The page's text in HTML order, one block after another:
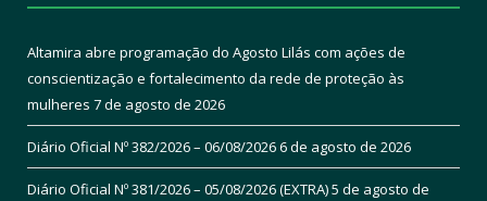
Altamira abre programação do Agosto Lilás com ações de
conscientização e fortalecimento da rede de proteção às
mulheres 7 de agosto de 2026
Diário Oficial Nº 382/2026 – 06/08/20266 de agosto de 2026
Diário Oficial Nº 381/2026 – 05/08/2026 (EXTRA)5 de agosto de